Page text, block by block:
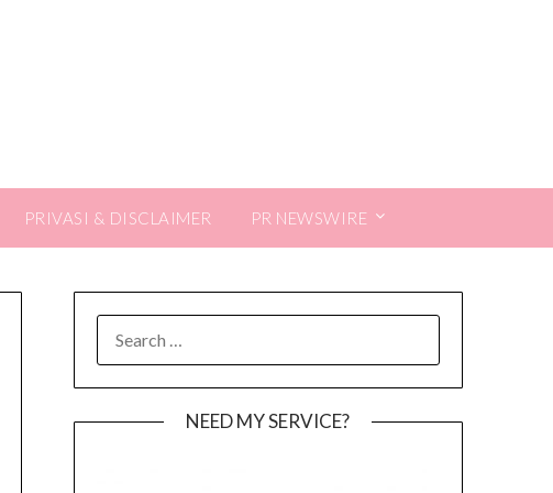
PRIVASI & DISCLAIMER PR NEWSWIRE
FOR:
NEED MY SERVICE?